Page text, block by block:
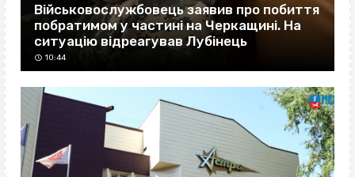
Військовослужбовець заявив про побиття
побратимом у частині на Черкащині. На
ситуацію відреагував Лубінець
10:44